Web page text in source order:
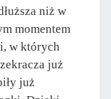
niż w
momentem
w których
już
już